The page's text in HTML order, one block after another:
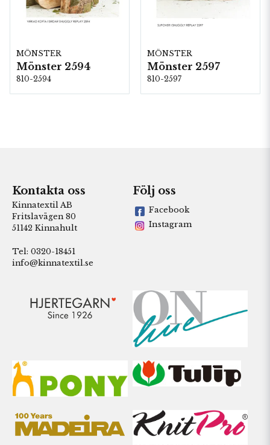
MÖNSTER
Mönster 2594
810-2594
MÖNSTER
Mönster 2597
810-2597
Kontakta oss
Kinnatextil AB
Fritslavägen 80
51142 Kinnahult
Tel: 0320-18451
info@kinnatextil.se
Följ oss
Facebook
Instagram